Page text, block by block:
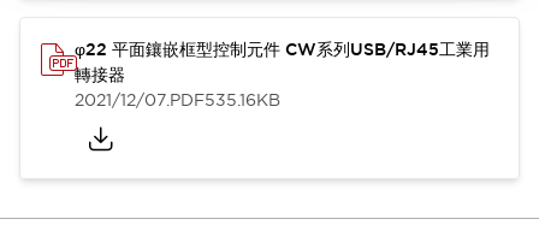
φ22 平面鑲嵌框型控制元件 CW系列USB/RJ45工業用
轉接器
2021/12/07.PDF535.16KB